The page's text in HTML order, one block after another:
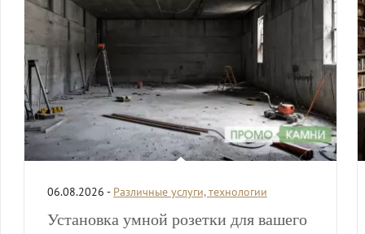
06.08.2026 - Различные услуги, технологии
Установка умной розетки для вашего